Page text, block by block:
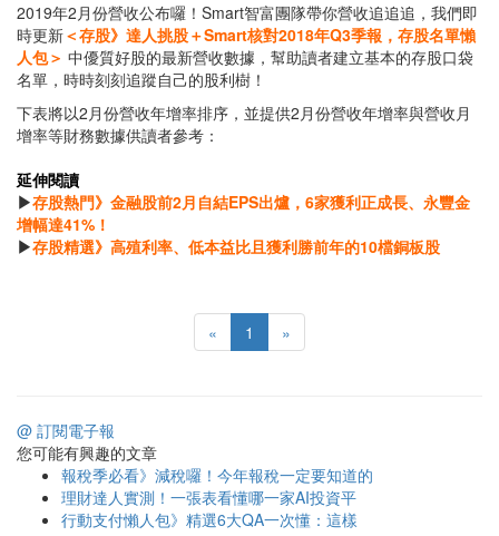
2019年2月份營收公布囉！Smart智富團隊帶你營收追追追，我們即
時更新＜存股》達人挑股＋Smart核對2018年Q3季報，存股名單懶
人包＞ 中優質好股的最新營收數據，幫助讀者建立基本的存股口袋
名單，時時刻刻追蹤自己的股利樹！
下表將以2月份營收年增率排序，並提供2月份營收年增率與營收月
增率等財務數據供讀者參考：
延伸閱讀
▶存股熱門》金融股前2月自結EPS出爐，6家獲利正成長、永豐金
增幅達41%！
▶存股精選》高殖利率、低本益比且獲利勝前年的10檔銅板股
« 1 »
@ 訂閱電子報
您可能有興趣的文章
報稅季必看》減稅囉！今年報稅一定要知道的
理財達人實測！一張表看懂哪一家AI投資平
行動支付懶人包》精選6大QA一次懂：這樣